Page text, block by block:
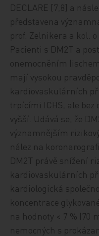
DECLARE [7,8] a
představena
prof. Zelnikera a kol.
Pacienti s DM2T a
onemocněním
mají vysokou
kardiovaskulárních
trpícími ICHS, ale
vyšší. Udává se, že
významnějším
nález na
DM2T právě snížení
kardiovaskulárních
kardiologická
koncentrace
na hodnoty < 7 % (70
nemocných s